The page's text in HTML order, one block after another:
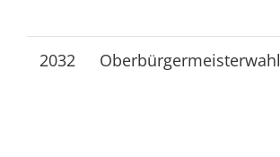
2032 Oberbürgermeisterwahl